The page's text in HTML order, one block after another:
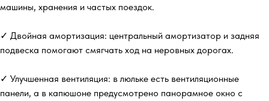
машины, хранения и частых поездок.
✓ Двойная амортизация: центральный амортизатор и задняя
подвеска помогают смягчать ход на неровных дорогах.
✓ Улучшенная вентиляция: в люльке есть вентиляционные
панели, а в капюшоне предусмотрено панорамное окно с